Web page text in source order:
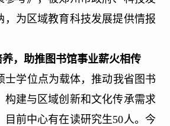
，为区域教育科技发展提供情报
，助推图书馆事业薪火相传
士学位点为载体，推动我省图书
构建与区域创新和文化传承需求
目前中心有在读研究生50人。今